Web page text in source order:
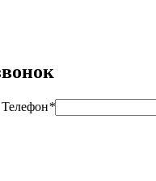
Телефон*